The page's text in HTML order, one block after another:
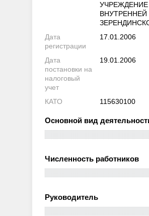
УЧРЕЖДЕНИЕ
Дата
регистрации
17.01.2006
Дата
постановки на
налоговый
учет
19.01.2006
КАТО 115630100
Основной вид
Численность работников
Руководитель